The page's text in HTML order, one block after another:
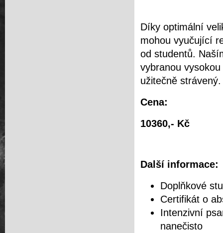
Díky optimální
mohou vyučující
od studentů.
vybranou
užitečně strávený.
Cena:
10360,- Kč
Další informace:
Doplňkové
Certifikát o
Intenzivní
nanečisto